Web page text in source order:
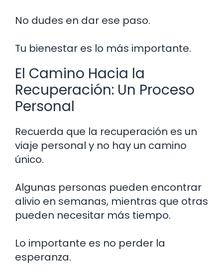
No dudes en dar ese paso.
Tu bienestar es lo más importante.
El Camino Hacia la
Recuperación: Un Proceso
Personal
Recuerda que la recuperación es un
viaje personal y no hay un camino
único.
Algunas personas pueden encontrar
alivio en semanas, mientras que otras
pueden necesitar más tiempo.
Lo importante es no perder la
esperanza.